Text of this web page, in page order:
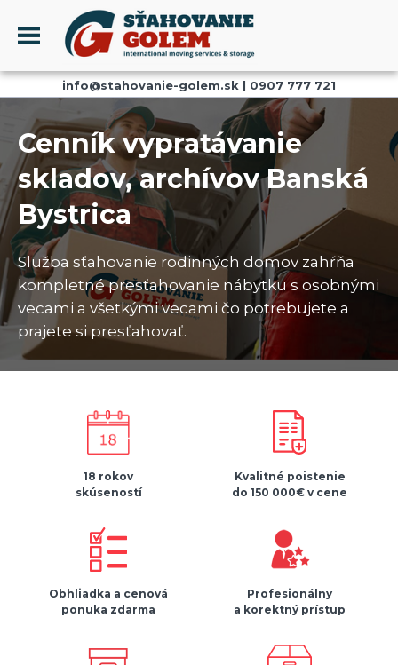
Menu
PROFIL
SŤAHOVANIE - SŤAHOVACIE SLUŽBY
DOPRAVA - DOPRAVNÉ SLUŽBY
AKCIE A ZĽAVY
SKLADOVANIE
REFERENCIE
CENNÍK
KONTAKT
info@stahovanie-golem.sk | 0907 777 721
Cenník vypratávanie
skladov, archívov Banská
Bystrica
Služba sťahovanie rodinných domov zahŕňa
kompletné presťahovanie nábytku s osobnými
vecami a všetkými vecami čo potrebujete a
prajete si presťahovať.
18 rokov
skúseností
Kvalitné poistenie
do 150 000€ v cene
Obhliadka a cenová
ponuka zdarma
Profesionálny
a korektný prístup